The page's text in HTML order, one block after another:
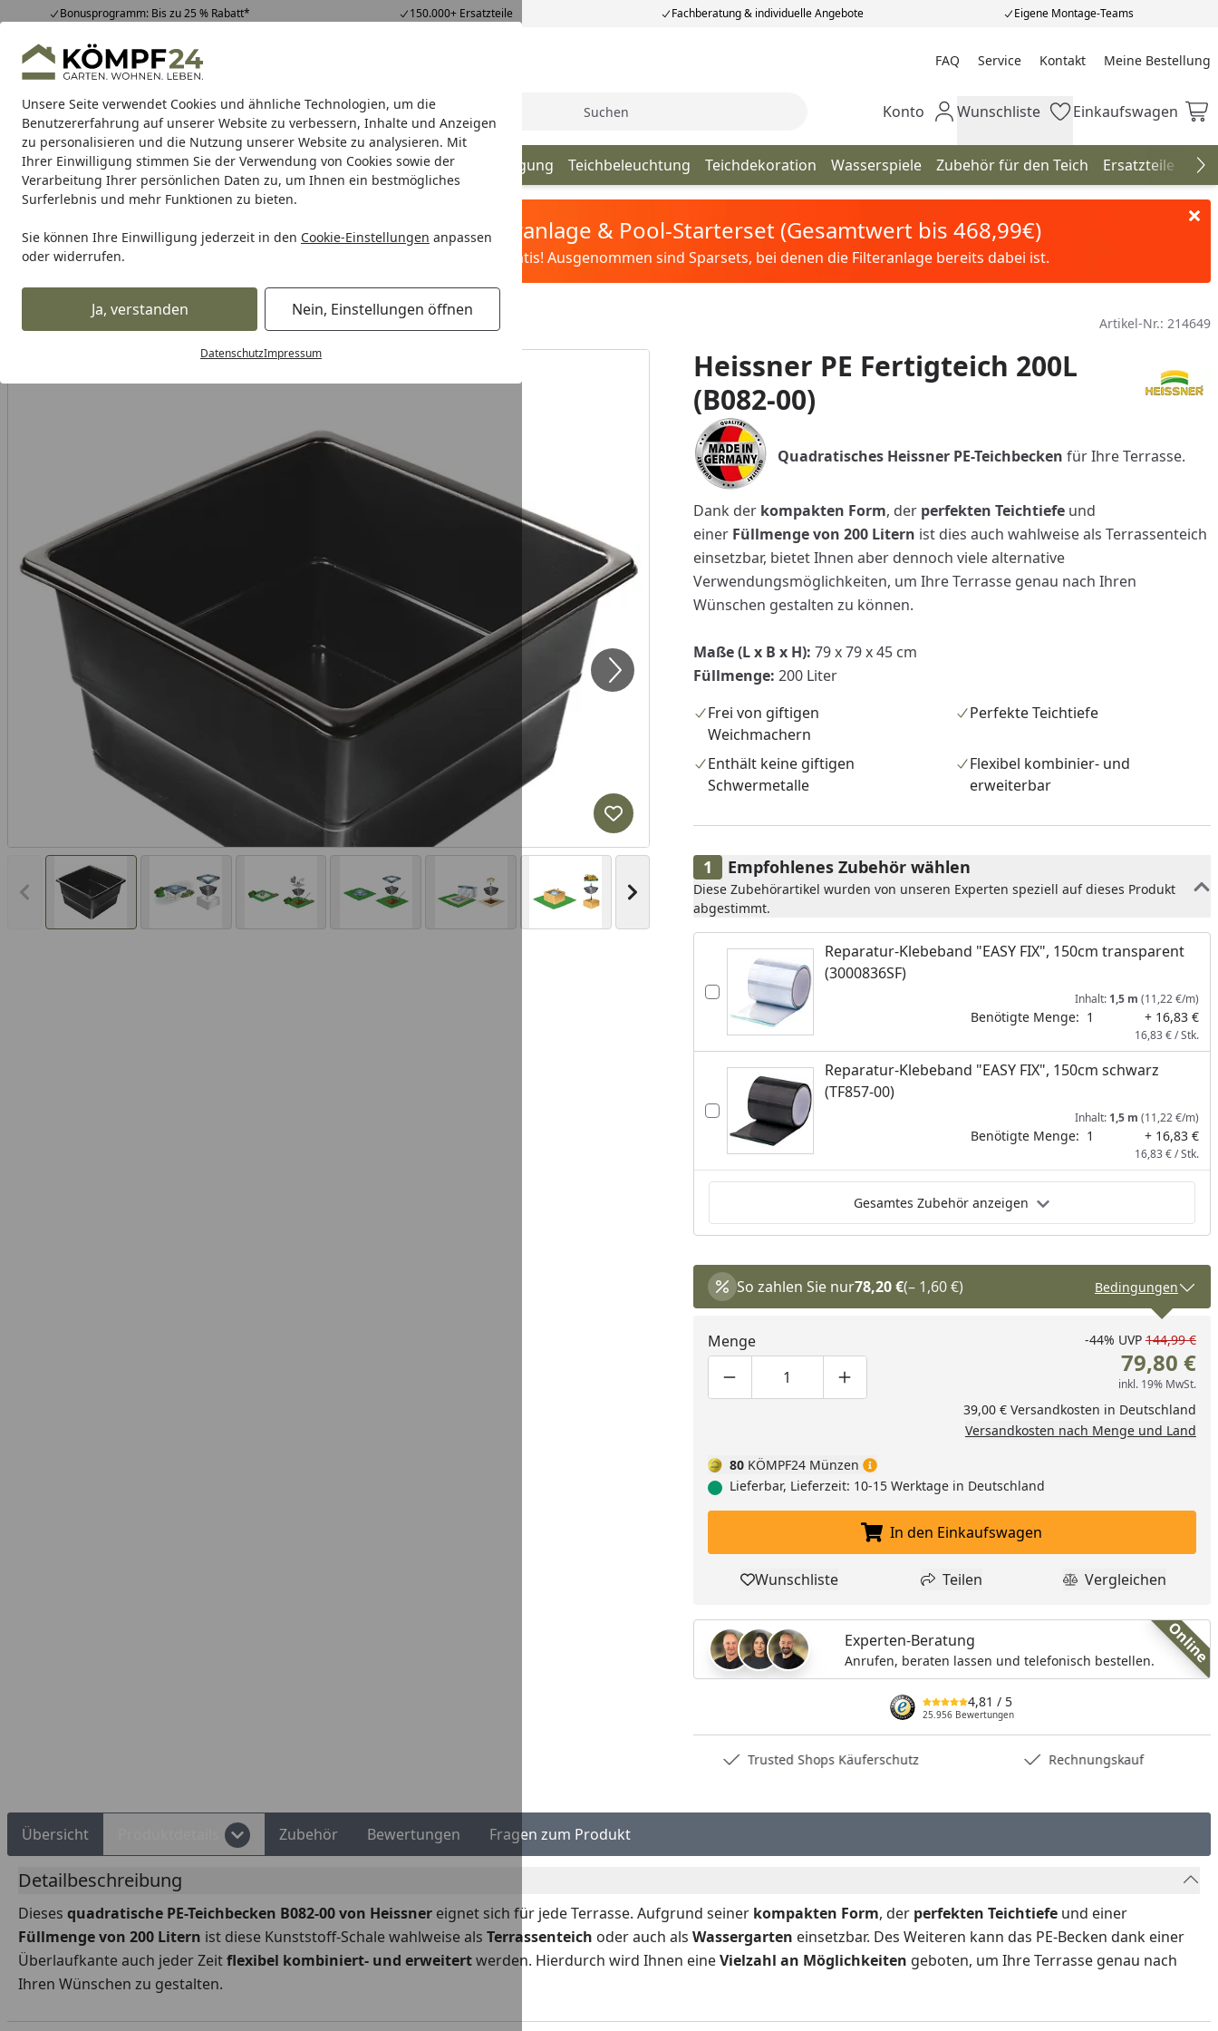
Unsere Seite verwendet Cookies und ähnliche Technologien, um die
Benutzererfahrung auf unserer Website zu verbessern, Inhalte und Anzeigen
zu personalisieren und die Nutzung unserer Website zu analysieren. Mit
Ihrer Einwilligung stimmen Sie der Verwendung von Cookies sowie der
Verarbeitung Ihrer persönlichen Daten zu, um Ihnen ein bestmögliches
Surferlebnis und mehr Funktionen zu bieten.
Sie können Ihre Einwilligung jederzeit in den Cookie-Einstellungen anpassen
oder widerrufen.
Ja, verstanden Nein, Einstellungen öffnen
DatenschutzImpressum
Bonusprogramm: Bis zu 25 % Rabatt* 150.000+ Ersatzteile Fachberatung & individuelle Angebote Eigene Montage-Teams
Hotline07051 / 9 22 22
Mo-Fr. 8-16 Uhr 25.956 Bewertungen FAQ Service Kontakt Meine Bestellung
Meine Bestellung
Alle Produkte
Alle ProdukteHighlights Tipps & Tricks Suche Mein Konto
Konto Wunschliste
Wunschliste Einkaufswagen
Einkaufswagen
Teich Teichbau Teichfilter Teichpumpe Teichpflege & Teichreinigung Teichbeleuchtung Teichdekoration Wasserspiele Zubehör für den Teich Ersatzteile
Karibu Pools inkl. gratis Sandfilteranlage & Pool-Starterset (Gesamtwert bis 468,99€)
Dein Traumpool im Sorglos-Paket: Filter&Pflege gratis! Ausgenommen sind Sparsets, bei denen die Filteranlage bereits dabei ist.
Teichbau Heissner PE Fertigteich 200L (B082-00) Artikel-Nr.: 214649
Vorheriges Bild anzeigen Nächstes Bild anzeigen
Produkt zur Wunschliste hinzufügen
Heissner PE Fertigteich 200L
(B082-00)
Quadratisches Heissner PE-Teichbecken für Ihre Terrasse.
Dank der kompakten Form, der perfekten Teichtiefeund
einer Füllmenge von 200 Litern ist dies auch wahlweise als Terrassenteich
einsetzbar, bietet Ihnen aber dennoch viele alternative
Verwendungsmöglichkeiten, um Ihre Terrasse genau nach Ihren
Wünschen gestalten zu können.
Maße (L x B x H): 79 x 79 x 45 cm
Füllmenge: 200 Liter
Frei von giftigen
Weichmachern
Perfekte Teichtiefe
Enthält keine giftigen
Schwermetalle
Flexibel kombinier- und
erweiterbar
Empfohlenes Zubehör wählen
Diese Zubehörartikel wurden von unseren Experten speziell auf dieses Produkt
abgestimmt.
Reparatur-Klebeband "EASY FIX", 150cm transparent
(3000836SF)
Inhalt: 1,5 m (11,22 €/m)
Benötigte Menge: 1 + 16,83 €
16,83 € / Stk.
Reparatur-Klebeband "EASY FIX", 150cm schwarz
(TF857-00)
Inhalt: 1,5 m (11,22 €/m)
Benötigte Menge: 1 + 16,83 €
16,83 € / Stk.
Gesamtes Zubehör anzeigen
So zahlen Sie nur78,20 €(– 1,60 €) Bedingungen
Menge
Produktmenge um eins verringern
Produktmenge manuell eingeben
Produktmenge um eins erhöhen
-44% UVP 144,99 €
79,80 €
inkl. 19% MwSt.
39,00 € Versandkosten in Deutschland
Versandkosten nach Menge und Land
80 KÖMPF24 Münzen
Lieferbar, Lieferzeit: 10-15 Werktage in Deutschland
In den Einkaufswagen legen
In den Einkaufswagen
Produkt zur Wunschliste hinzufügen
Wunschliste Teilen
Teilen Produkt
Vergleichen
Online
Experten-Beratung
Anrufen, beraten lassen und telefonisch bestellen.
4,81 / 5
25.956 Bewertungen
Trusted Shops Käuferschutz Rechnungskauf
Übersicht Zubehör Bewertungen Fragen zum Produkt
Detailbeschreibung
Dieses quadratische PE-Teichbecken B082-00 von Heissner eignet sich für jede Terrasse. Aufgrund seiner kompakten Form, der perfekten Teichtiefe und einer
Füllmenge von 200 Litern ist diese Kunststoff-Schale wahlweise als Terrassenteich oder auch als Wassergarten einsetzbar. Des Weiteren kann das PE-Becken dank einer
Überlaufkante auch jeder Zeitflexibel kombiniert- und erweitertwerden. Hierdurch wird Ihnen eineVielzahl an Möglichkeiten geboten, um Ihre Terrasse genau nach
Ihren Wünschen zu gestalten.